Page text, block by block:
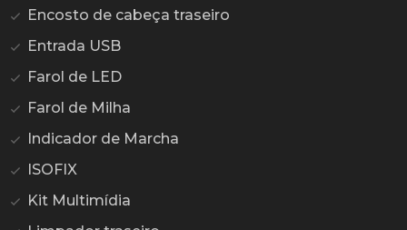
Encosto de cabeça traseiro
Entrada USB
Farol de LED
Farol de Milha
Indicador de Marcha
ISOFIX
Kit Multimídia